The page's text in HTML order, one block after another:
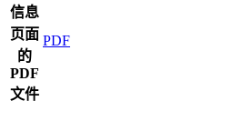
信息
页面
的
PDF
文件
PDF